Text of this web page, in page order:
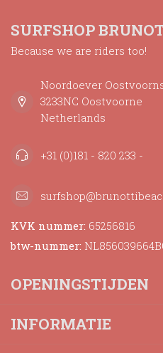
SURFSHOP
Because we are riders too!
Noordoever
3233NC Oostvoorne
Netherlands
+31 (0)181 - 820 233 -
KVK nummer: 65256816
btw-nummer:
OPENINGSTIJDEN
INFORMATIE